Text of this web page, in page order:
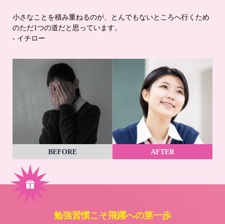
小さなことを積み重ねるのが、とんでもないところへ行くため
のただ1つの道だと思っています。
- イチロー
BEFORE AFTER
勉強習慣こそ飛躍への第一歩